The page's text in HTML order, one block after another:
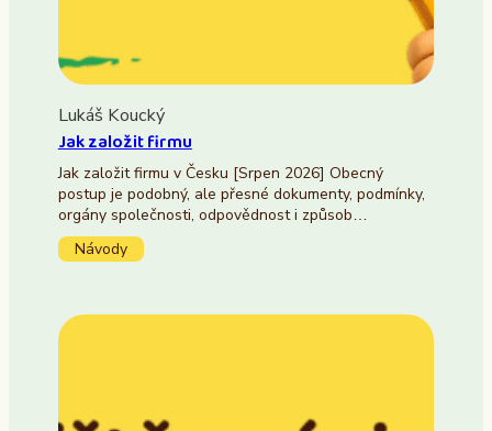
Lukáš Koucký
Jak založit firmu
Jak založit firmu v Česku [Srpen 2026] Obecný
postup je podobný, ale přesné dokumenty, podmínky,
orgány společnosti, odpovědnost i způsob…
Návody